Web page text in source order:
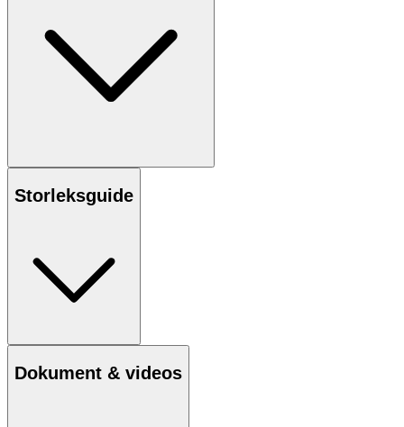
Storleksguide
Dokument & videos